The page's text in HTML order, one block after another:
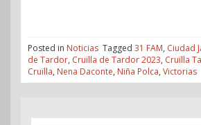
Posted in Noticias Tagged 31 FAM, Ciudad
de Tardor, Cruïlla de Tardor 2023, Cruïlla
Cruïlla, Nena Daconte, Niña Polca, Victorias